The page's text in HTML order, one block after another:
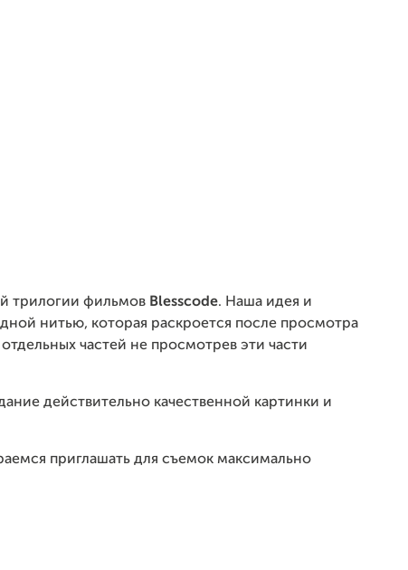
трилогии фильмов Blesscode. Наша идея и
нитью, которая раскроется после просмотра
частей не просмотрев эти части
действительно качественной картинки и
приглашать для съемок максимально